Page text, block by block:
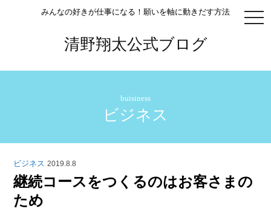
みんなの好きが仕事になる！願いを軸に動きだす方法
清野翔太公式ブログ
buisiness
ビジネス
ビジネス 2019.8.8
継続コースをつくるのはお客さまの
ため